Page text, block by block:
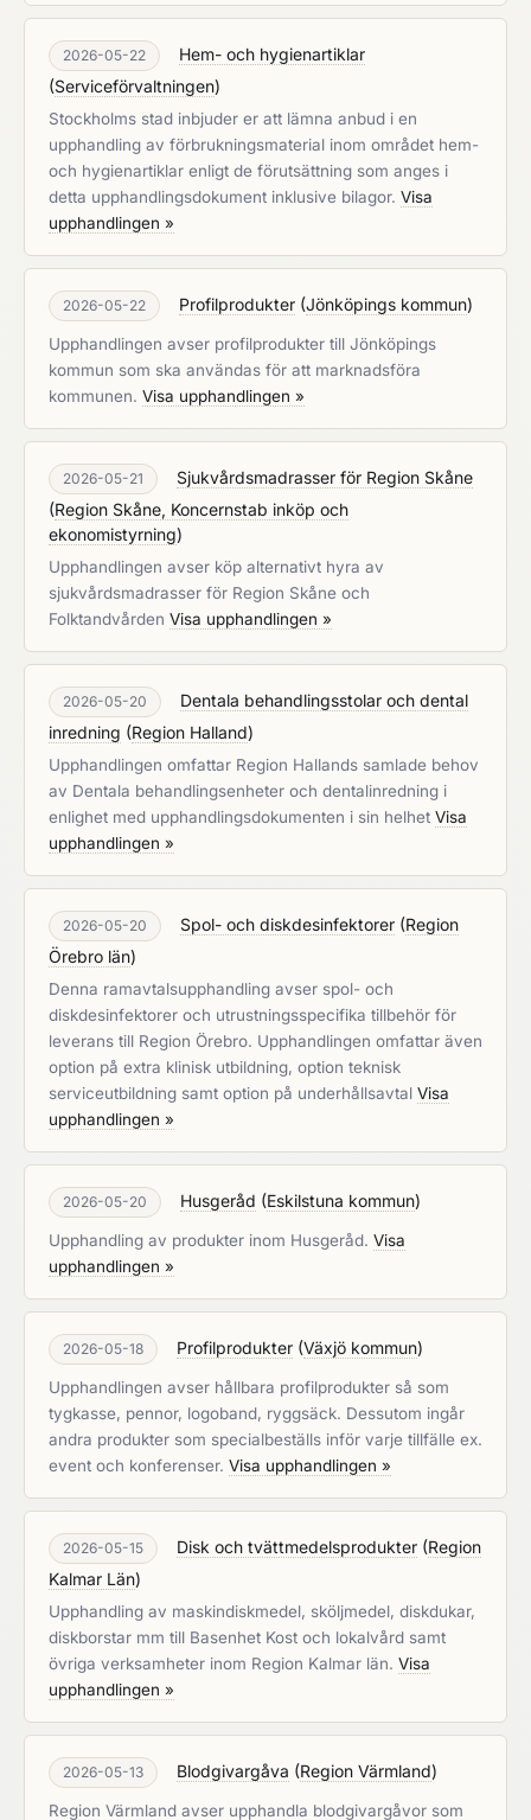
2026-05-22
Hem- och hygienartiklar
(Serviceförvaltningen)
Stockholms stad inbjuder er att lämna anbud i en
upphandling av förbrukningsmaterial inom området hem-
och hygienartiklar enligt de förutsättning som anges i
detta upphandlingsdokument inklusive bilagor. Visa
upphandlingen »
2026-05-22 Profilprodukter (Jönköpings kommun)
Upphandlingen avser profilprodukter till Jönköpings
kommun som ska användas för att marknadsföra
kommunen. Visa upphandlingen »
2026-05-21
Sjukvårdsmadrasser för Region Skåne
(Region Skåne, Koncernstab inköp och
ekonomistyrning)
Upphandlingen avser köp alternativt hyra av
sjukvårdsmadrasser för Region Skåne och
Folktandvården Visa upphandlingen »
2026-05-20
Dentala behandlingsstolar och dental
inredning (Region Halland)
Upphandlingen omfattar Region Hallands samlade behov
av Dentala behandlingsenheter och dentalinredning i
enlighet med upphandlingsdokumenten i sin helhet Visa
upphandlingen »
2026-05-20 Spol- och diskdesinfektorer (Region
Örebro län)
Denna ramavtalsupphandling avser spol- och
diskdesinfektorer och utrustningsspecifika tillbehör för
leverans till Region Örebro. Upphandlingen omfattar även
option på extra klinisk utbildning, option teknisk
serviceutbildning samt option på underhållsavtal Visa
upphandlingen »
2026-05-20 Husgeråd (Eskilstuna kommun)
Upphandling av produkter inom Husgeråd. Visa
upphandlingen »
2026-05-18 Profilprodukter (Växjö kommun)
Upphandlingen avser hållbara profilprodukter så som
tygkasse, pennor, logoband, ryggsäck. Dessutom ingår
andra produkter som specialbeställs inför varje tillfälle ex.
event och konferenser. Visa upphandlingen »
2026-05-15 Disk och tvättmedelsprodukter (Region
Kalmar Län)
Upphandling av maskindiskmedel, sköljmedel, diskdukar,
diskborstar mm till Basenhet Kost och lokalvård samt
övriga verksamheter inom Region Kalmar län. Visa
upphandlingen »
2026-05-13 Blodgivargåva (Region Värmland)
Region Värmland avser upphandla blodgivargåvor som